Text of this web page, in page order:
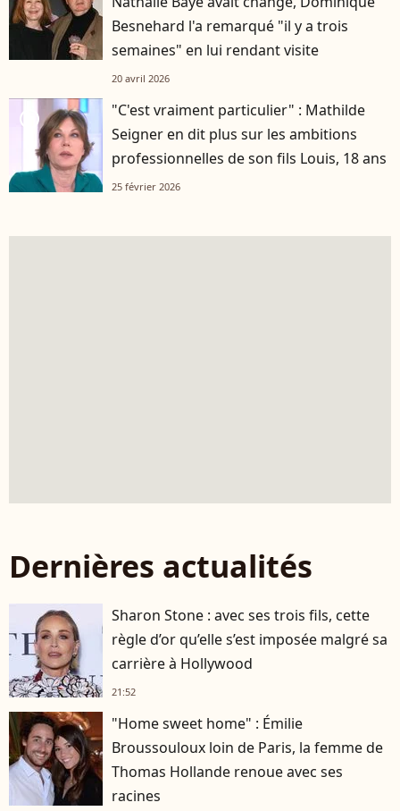
Besnehard l'a remarqué "il y a trois
semaines" en lui rendant visite
20 avril 2026
player2
"C'est vraiment particulier" : Mathilde
Seigner en dit plus sur les ambitions
professionnelles de son fils Louis, 18 ans
25 février 2026
Dernières actualités
Sharon Stone : avec ses trois fils, cette
règle d’or qu’elle s’est imposée malgré sa
carrière à Hollywood
21:52
"Home sweet home" : Émilie
Broussouloux loin de Paris, la femme de
Thomas Hollande renoue avec ses
racines